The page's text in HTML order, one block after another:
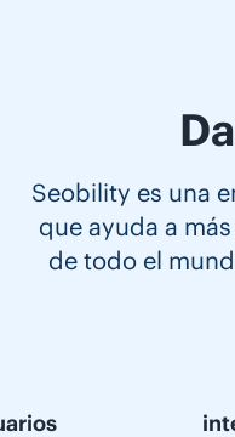
Seobility es una
que ayuda a
de todo el